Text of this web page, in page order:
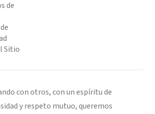
de
Sitio
con otros, con un espíritu de
y respeto mutuo, queremos